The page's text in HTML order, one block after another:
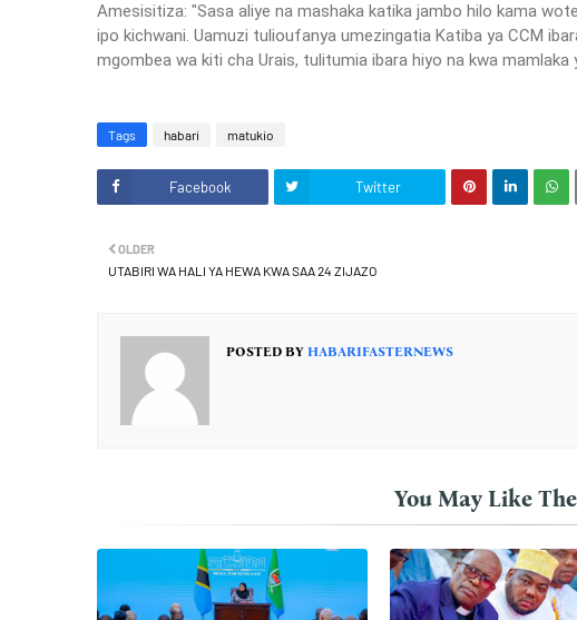
Amesisitiza: "Sasa aliye na mashaka katika jambo hilo kama
ipo kichwani. Uamuzi tulioufanya umezingatia Katiba ya CCM
mgombea wa kiti cha Urais, tulitumia ibara hiyo na kwa mamlaka
Tags habari matukio
Facebook Twitter
OLDER
UTABIRI WA HALI YA HEWA KWA SAA 24 ZIJAZO
POSTED BY HABARIFASTERNEWS
You May Like